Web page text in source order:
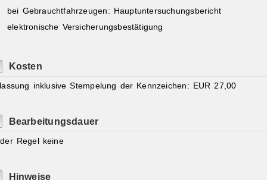
bei Gebrauchtfahrzeugen: Hauptuntersuchungsbericht
elektronische Versicherungsbestätigung
Kosten
inklusive Stempelung der Kennzeichen: EUR 27,00
Bearbeitungsdauer
der Regel keine
Hinweise